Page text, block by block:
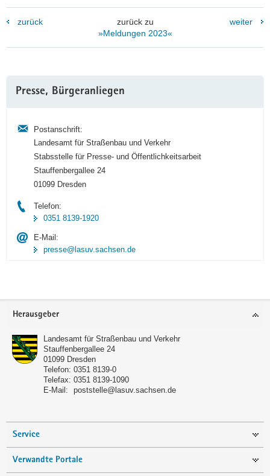
zurück
zurück zu
»Meldungen 2023«
weiter
Information
Presse, Bürgeranliegen
Postanschrift:
Landesamt für Straßenbau und Verkehr
Stabsstelle für Presse- und Öffentlichkeitsarbeit
Stauffenbergallee 24
01099 Dresden
Telefon:
0351 8139-1920
E-Mail:
presse@lasuv.sachsen.de
Footer-
Herausgeber
Landesamt für Straßenbau und Verkehr
Stauffenbergallee 24
01099 Dresden
Telefon: 0351 8139-0
Telefax: 0351 8139-1090
E-Mail:
poststelle@lasuv.sachsen.de
Service
Verwandte Portale